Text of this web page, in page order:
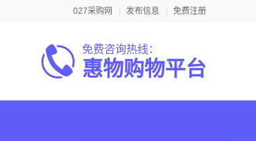
027采购网 发布信息 免费注册
免费咨询热线：
惠物购物平台